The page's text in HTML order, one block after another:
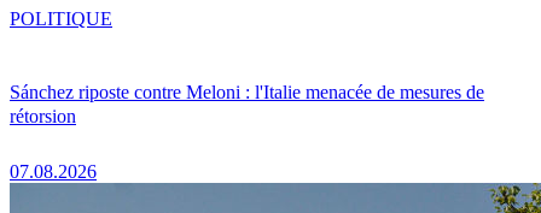
Sánchez riposte contre Meloni : l'Italie menacée de mesures de
rétorsion
07.08.2026
POLITIQUE